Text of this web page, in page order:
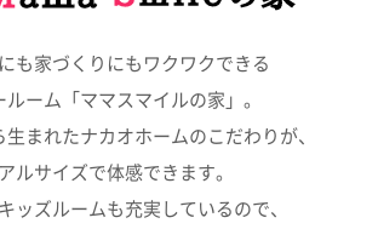
も家づくりにもワクワクできる
ルーム「ママスマイルの家」。
まれたナカオホームのこだわりが、
ルサイズで体感できます。
ッズルームも充実しているので、
CONCEPT
ビジネスページ
ールーム & モデルハウス